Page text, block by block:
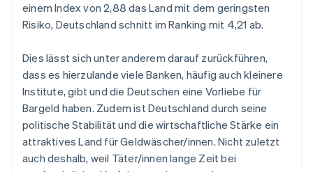
einem Index von 2,88 das Land mit dem geringsten
Risiko, Deutschland schnitt im Ranking mit 4,21 ab.
Dies lässt sich unter anderem darauf zurückführen,
dass es hierzulande viele Banken, häufig auch kleinere
Institute, gibt und die Deutschen eine Vorliebe für
Bargeld haben. Zudem ist Deutschland durch seine
politische Stabilität und die wirtschaftliche Stärke ein
attraktives Land für Geldwäscher/innen. Nicht zuletzt
auch deshalb, weil Täter/innen lange Zeit bei